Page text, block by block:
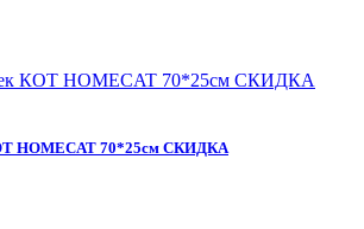
HOMECAT 70*25см СКИДКА